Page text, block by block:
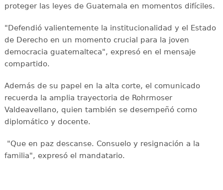
proteger las leyes de Guatemala en momentos difíciles.
"Defendió valientemente la institucionalidad y el Estado
de Derecho en un momento crucial para la joven
democracia guatemalteca", expresó en el mensaje
compartido.
Además de su papel en la alta corte, el comunicado
recuerda la amplia trayectoria de Rohrmoser
Valdeavellano, quien también se desempeñó como
diplomático y docente.
"Que en paz descanse. Consuelo y resignación a la
familia", expresó el mandatario.